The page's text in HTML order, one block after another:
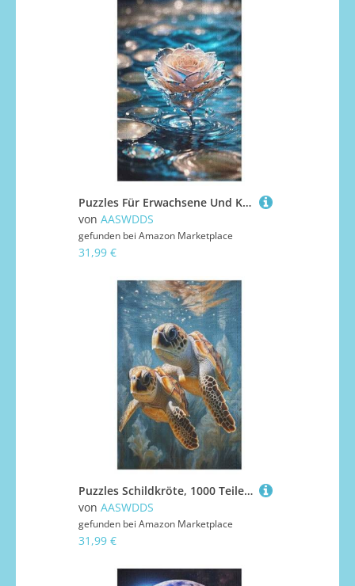
Puzzles Für Erwachsene Und Kinder, Rose -Puzzle, 1000 Teile, Kreative Holzpuzzles, Geschenke 78×53cm
von AASWDDS
gefunden bei Amazon Marketplace
31,99 €
Puzzles Schildkröte, 1000 Teile, Puzzle Aus Holz Für Erwachsene Und Kinder Ab 12 Jahren, Lernspielzeug 78×53cm
von AASWDDS
gefunden bei Amazon Marketplace
31,99 €